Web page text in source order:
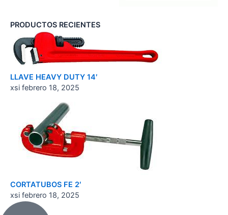
PRODUCTOS RECIENTES
LLAVE HEAVY DUTY 14′
xsi febrero 18, 2025
CORTATUBOS FE 2′
xsi febrero 18, 2025